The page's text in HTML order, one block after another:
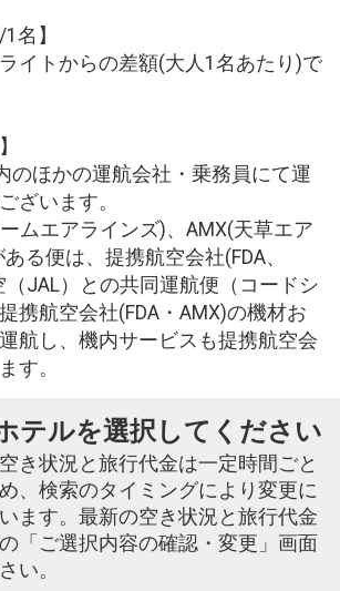
名】
イトからの差額(大人1名あたり)で
のほかの運航会社・乗務員にて運
ざいます。
ームエアラインズ)、AMX(天草エア
る便は、提携航空会社(FDA、
（JAL）との共同運航便（コードシ
携航空会社(FDA・AMX)の機材お
航し、機内サービスも提携航空会
す。
テルを選択してください
き状況と旅行代金は一定時間ごと
、検索のタイミングにより変更に
ます。最新の空き状況と旅行代金
「ご選択内容の確認・変更」画面
い。